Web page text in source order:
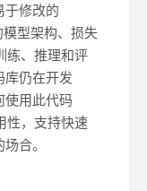
于修改的
型架构、损失
练、推理和评
库仍在开发
使用此代码
性，支持快速
合。